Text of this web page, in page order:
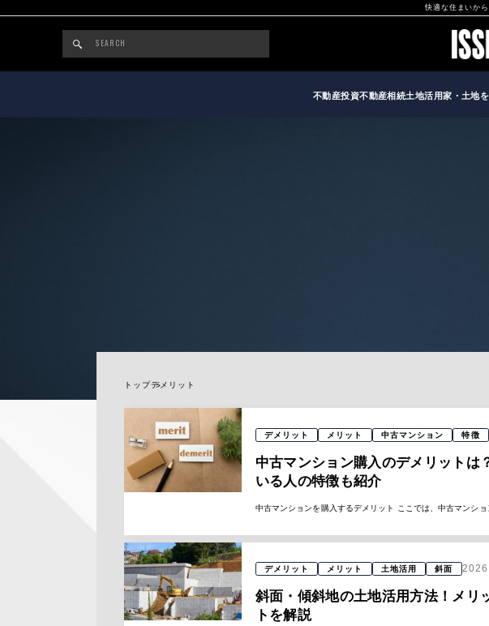
快適な住まいか
不動産投資不動産相続土地活用家・土地
トップデメリット
デメリット メリット 中古マンション 特徴
中古マンション購入のデメリットは
いる人の特徴も紹介
中古マンションを購入するデメリット ここでは、中古マンシ
デメリット メリット 土地活用 斜面
斜面・傾斜地の土地活用方法！メリ
トを解説